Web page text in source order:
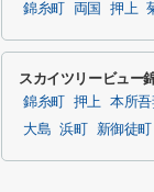
錦糸町 両国 押上
スカイツリービュー
錦糸町 押上 本所
大島 浜町 新御徒町